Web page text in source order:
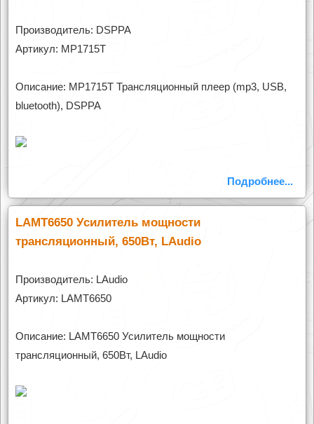
Производитель: DSPPA
Артикул: MP1715T
Описание: MP1715T Трансляционный плеер (mp3, USB,
bluetooth), DSPPA
Подробнее...
LAMT6650 Усилитель мощности
трансляционный, 650Вт, LAudio
Производитель: LAudio
Артикул: LAMT6650
Описание: LAMT6650 Усилитель мощности
трансляционный, 650Вт, LAudio